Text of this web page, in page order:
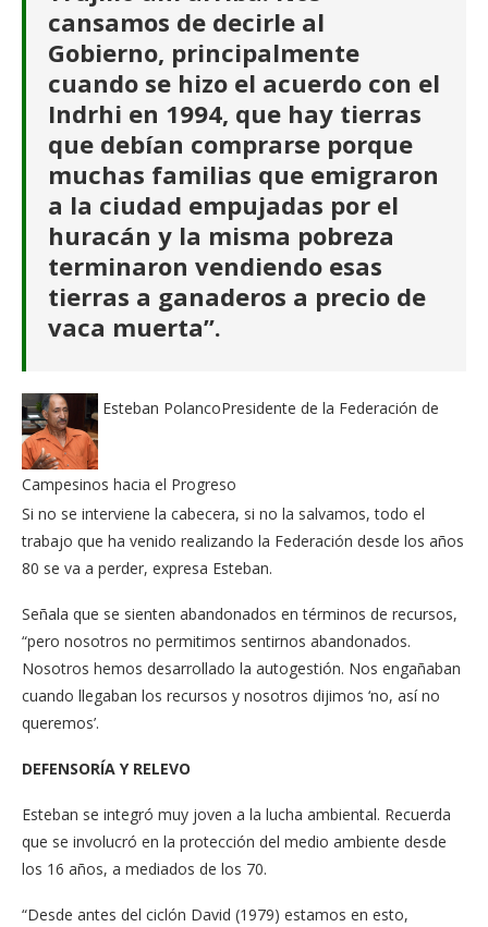
cansamos de decirle al
Gobierno, principalmente
cuando se hizo el acuerdo con el
Indrhi en 1994, que hay tierras
que debían comprarse porque
muchas familias que emigraron
a la ciudad empujadas por el
huracán y la misma pobreza
terminaron vendiendo esas
tierras a ganaderos a precio de
vaca muerta”.
Esteban PolancoPresidente de la Federación de
Campesinos hacia el Progreso
Si no se interviene la cabecera, si no la salvamos, todo el
trabajo que ha venido realizando la Federación desde los años
80 se va a perder, expresa Esteban.
Señala que se sienten abandonados en términos de recursos,
“pero nosotros no permitimos sentirnos abandonados.
Nosotros hemos desarrollado la autogestión. Nos engañaban
cuando llegaban los recursos y nosotros dijimos ‘no, así no
queremos’.
DEFENSORÍA Y RELEVO
Esteban se integró muy joven a la lucha ambiental. Recuerda
que se involucró en la protección del medio ambiente desde
los 16 años, a mediados de los 70.
“Desde antes del ciclón David (1979) estamos en esto,